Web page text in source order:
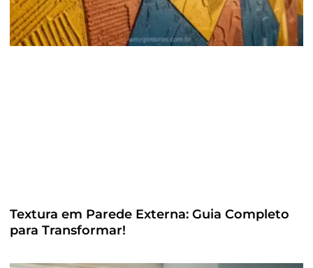
Textura em Parede Externa: Guia Completo
para Transformar!